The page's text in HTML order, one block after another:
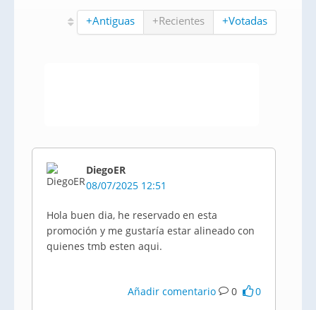
+Antiguas +Recientes +Votadas
DiegoER
08/07/2025 12:51
Hola buen dia, he reservado en esta
promoción y me gustaría estar alineado con
quienes tmb esten aqui.
Añadir comentario 0 0